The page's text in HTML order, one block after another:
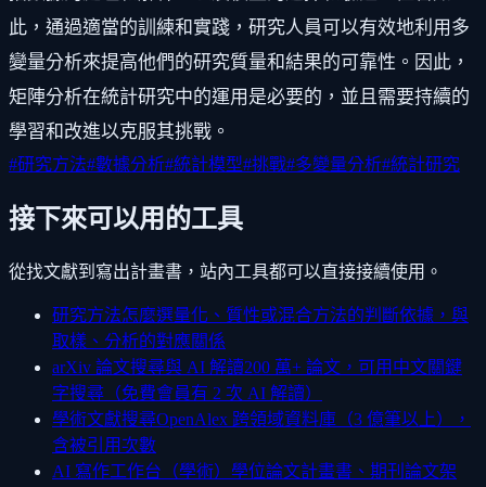
此，通過適當的訓練和實踐，研究人員可以有效地利用多
變量分析來提高他們的研究質量和結果的可靠性。因此，
矩陣分析在統計研究中的運用是必要的，並且需要持續的
學習和改進以克服其挑戰。
#研究方法#數據分析#統計模型#挑戰#多變量分析#統計研究
接下來可以用的工具
從找文獻到寫出計畫書，站內工具都可以直接接續使用。
研究方法怎麼選量化、質性或混合方法的判斷依據，與
取樣、分析的對應關係
arXiv 論文搜尋與 AI 解讀200 萬+ 論文，可用中文關鍵
字搜尋（免費會員有 2 次 AI 解讀）
學術文獻搜尋OpenAlex 跨領域資料庫（3 億筆以上），
含被引用次數
AI 寫作工作台（學術） 學位論文計畫書、期刊論文架